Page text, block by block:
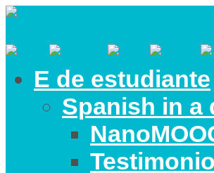
E de estudiante
Spanish in a